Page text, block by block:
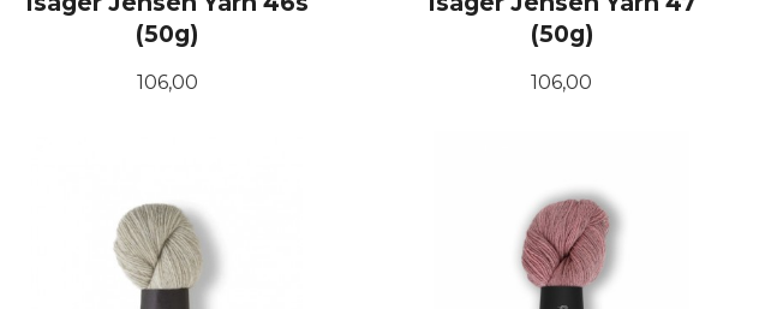
(50g)
Pris
106,00
(50g)
Pris
106,00